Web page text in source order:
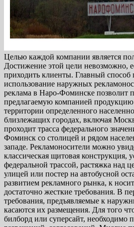
Целью каждой компании является
Достижение этой цели невозможно,
приходить клиенты. Главный способ
использование наружных
реклама в Наро-Фоминске позволит
предлагаемую компанией продукцию
территории определенного
близлежащих городах, включая
проходит трасса федерального
Фоминск со столицей и рядом
западе. Рекламоносители можно
классическая щитовая конструкция,
федеральной трассой, растяжка над
улицей или постер на автобусной
развитием рекламного рынка, к
достаточно жесткие требования. В
требования, предъявляемые к
касаются их размещения. Для того
билборд или суперсайт, необходимо